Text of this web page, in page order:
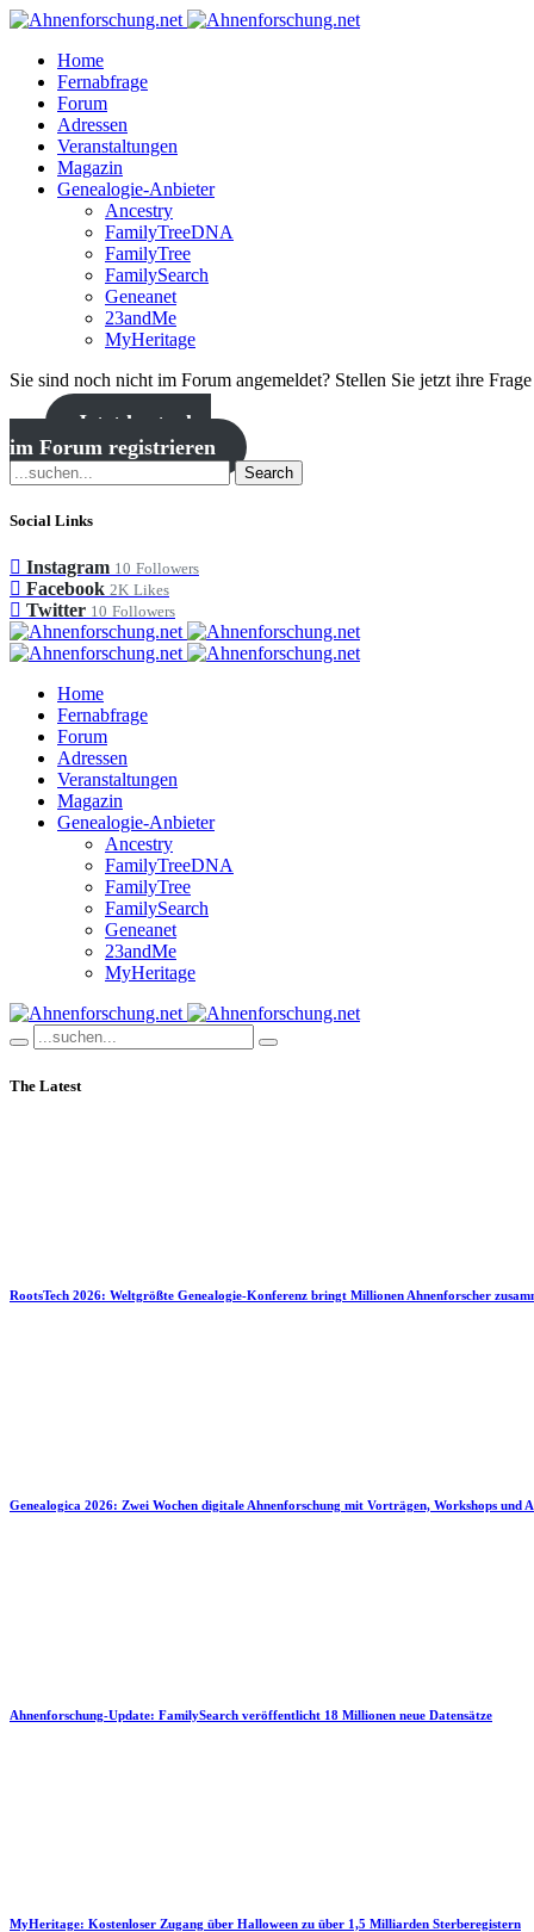
Home
Fernabfrage
Forum
Adressen
Veranstaltungen
Magazin
Genealogie-Anbieter
Ancestry
FamilyTreeDNA
FamilyTree
FamilySearch
Geneanet
23andMe
MyHeritage
Sie sind noch nicht im Forum angemeldet? Stellen Sie jetzt ihre
Jetzt kostenlos
im Forum registrieren
Search
Social Links
Instagram 10 Followers
Facebook 2K Likes
Twitter 10 Followers
Home
Fernabfrage
Forum
Adressen
Veranstaltungen
Magazin
Genealogie-Anbieter
Ancestry
FamilyTreeDNA
FamilyTree
FamilySearch
Geneanet
23andMe
MyHeritage
The Latest
RootsTech 2026: Weltgrößte Genealogie-Konferenz bringt Millionen Ahnenforscher
Genealogica 2026: Zwei Wochen digitale Ahnenforschung mit Vorträgen, Workshops und
Ahnenforschung-Update: FamilySearch veröffentlicht 18 Millionen neue Datensätze
MyHeritage: Kostenloser Zugang über Halloween zu über 1,5 Milliarden Sterberegistern